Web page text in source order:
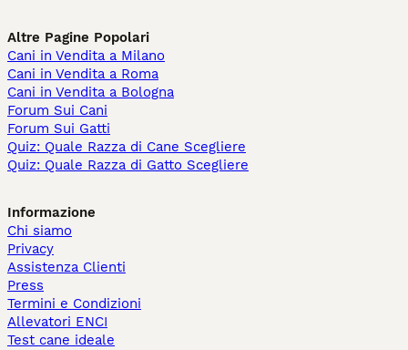
Altre Pagine Popolari
Cani in Vendita a Milano
Cani in Vendita a Roma
Cani in Vendita a Bologna
Forum Sui Cani
Forum Sui Gatti
Quiz: Quale Razza di Cane Scegliere
Quiz: Quale Razza di Gatto Scegliere
Informazione
Chi siamo
Privacy
Assistenza Clienti
Press
Termini e Condizioni
Allevatori ENCI
Test cane ideale